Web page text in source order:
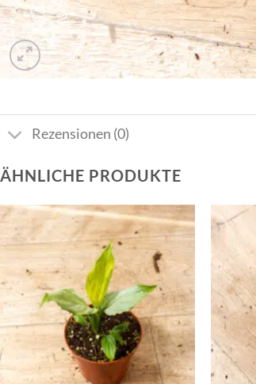
Rezensionen (0)
ÄHNLICHE PRODUKTE